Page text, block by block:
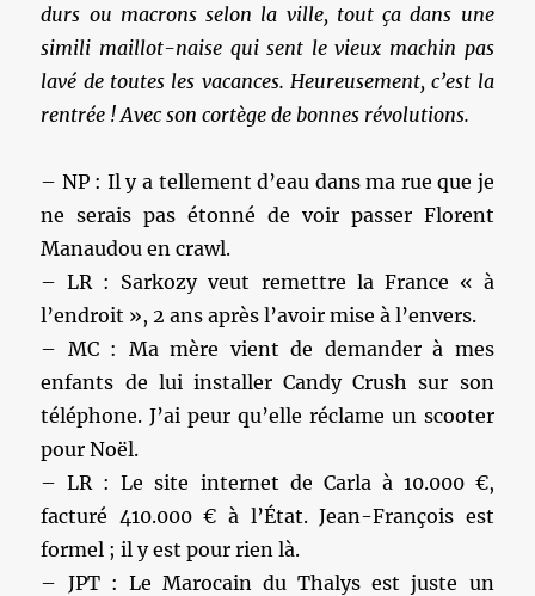
durs ou macrons selon la ville, tout ça dans une
simili maillot-naise qui sent le vieux machin pas
lavé de toutes les vacances. Heureusement, c’est la
rentrée ! Avec son cortège de bonnes révolutions.
– NP : Il y a tellement d’eau dans ma rue que je
ne serais pas étonné de voir passer Florent
Manaudou en crawl.
– LR : Sarkozy veut remettre la France « à
l’endroit », 2 ans après l’avoir mise à l’envers.
– MC : Ma mère vient de demander à mes
enfants de lui installer Candy Crush sur son
téléphone. J’ai peur qu’elle réclame un scooter
pour Noël.
– LR : Le site internet de Carla à 10.000 €,
facturé 410.000 € à l’État. Jean-François est
formel ; il y est pour rien là.
– JPT : Le Marocain du Thalys est juste un